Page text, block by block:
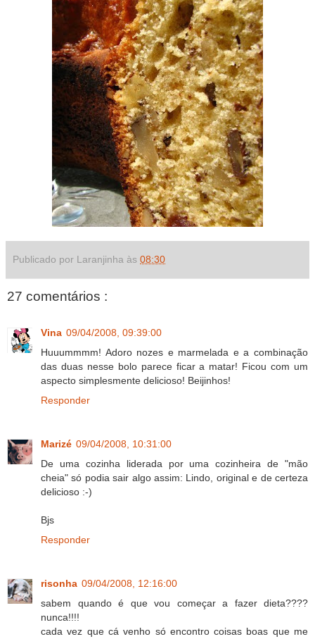
Publicado por Laranjinha às 08:30
27 comentários :
Vina 09/04/2008, 09:39:00
Huuummmm! Adoro nozes e marmelada e a combinação
das duas nesse bolo parece ficar a matar! Ficou com um
aspecto simplesmente delicioso! Beijinhos!
Responder
Marizé 09/04/2008, 10:31:00
De uma cozinha liderada por uma cozinheira de "mão
cheia" só podia sair algo assim: Lindo, original e de certeza
delicioso :-)
Bjs
Responder
risonha 09/04/2008, 12:16:00
sabem quando é que vou começar a fazer dieta????
nunca!!!!
cada vez que cá venho só encontro coisas boas que me